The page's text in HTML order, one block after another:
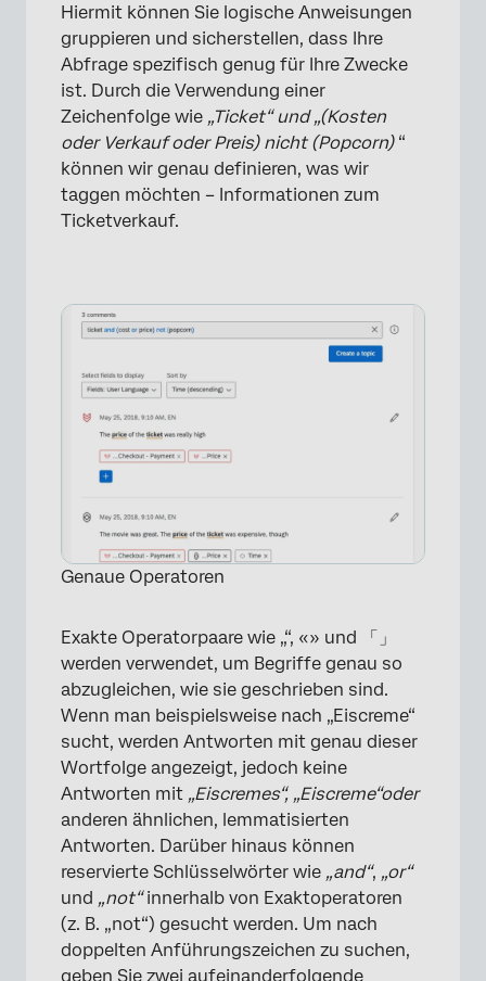
×
Hiermit können Sie logische Anweisungen
gruppieren und sicherstellen, dass Ihre
Abfrage spezifisch genug für Ihre Zwecke
ist. Durch die Verwendung einer
Zeichenfolge wie „Ticket“ und „(Kosten
oder Verkauf oder Preis) nicht (Popcorn)“
können wir genau definieren, was wir
taggen möchten – Informationen zum
Ticketverkauf.
Genaue Operatoren
Exakte Operatorpaare wie „“, «» und 「」
werden verwendet, um Begriffe genau so
abzugleichen, wie sie geschrieben sind.
Wenn man beispielsweise nach „Eiscreme“
sucht, werden Antworten mit genau dieser
Wortfolge angezeigt, jedoch keine
Antworten mit „Eiscremes“, „Eiscreme“oder
anderen ähnlichen, lemmatisierten
Antworten. Darüber hinaus können
reservierte Schlüsselwörter wie „and“, „or“
und „not“innerhalb von Exaktoperatoren
(z. B. „not“) gesucht werden. Um nach
doppelten Anführungszeichen zu suchen,
geben Sie zwei aufeinanderfolgende